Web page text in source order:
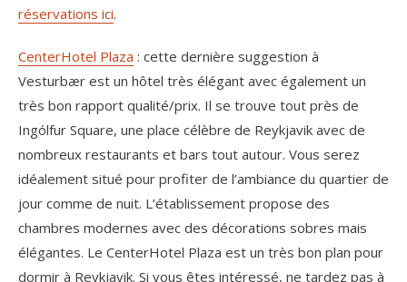
réservations ici.
CenterHotel Plaza : cette dernière suggestion à
Vesturbær est un hôtel très élégant avec également un
très bon rapport qualité/prix. Il se trouve tout près de
Ingólfur Square, une place célèbre de Reykjavik avec de
nombreux restaurants et bars tout autour. Vous serez
idéalement situé pour profiter de l’ambiance du quartier de
jour comme de nuit. L’établissement propose des
chambres modernes avec des décorations sobres mais
élégantes. Le CenterHotel Plaza est un très bon plan pour
dormir à Reykjavik. Si vous êtes intéressé, ne tardez pas à